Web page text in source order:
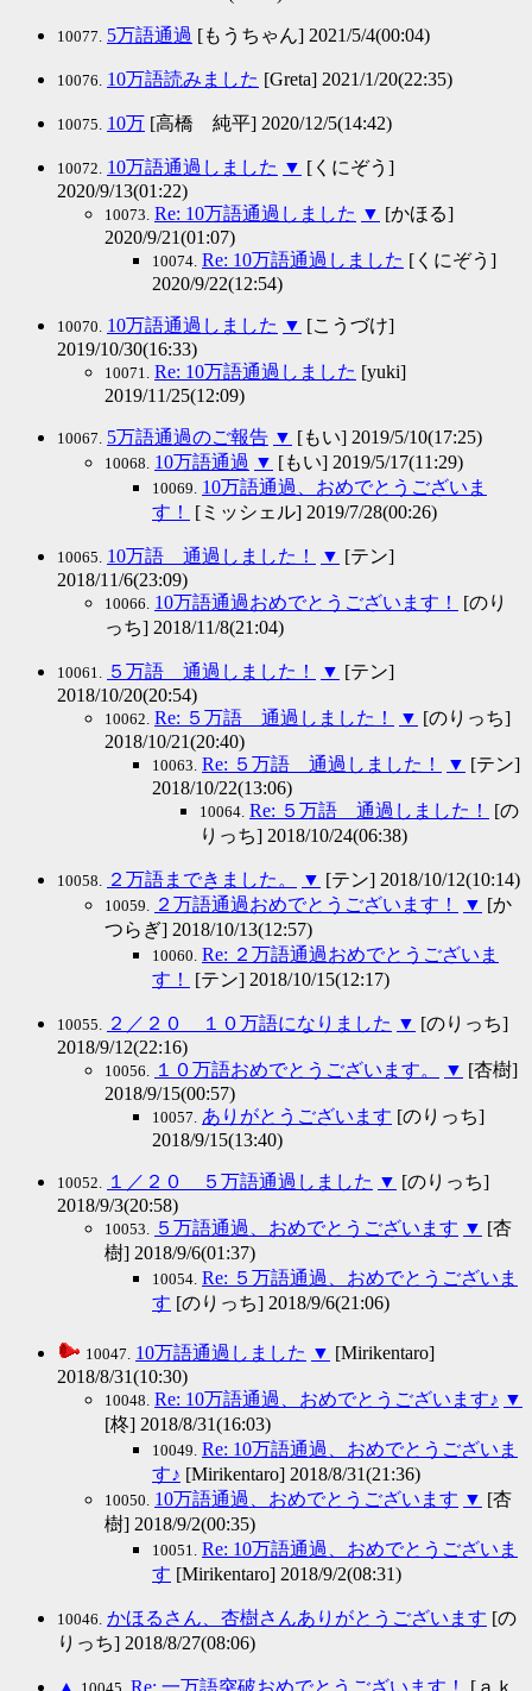
10077. 5万語通過 [もうちゃん] 2021/5/4(00:04)
10076. 10万語読みました [Greta] 2021/1/20(22:35)
10075. 10万 [高橋 純平] 2020/12/5(14:42)
10072. 10万語通過しました ▼ [くにぞう]
2020/9/13(01:22)
10073. Re: 10万語通過しました ▼ [かほる]
2020/9/21(01:07)
10074. Re: 10万語通過しました [くにぞう]
2020/9/22(12:54)
10070. 10万語通過しました ▼ [こうづけ]
2019/10/30(16:33)
10071. Re: 10万語通過しました [yuki]
2019/11/25(12:09)
10067. 5万語通過のご報告 ▼ [もい] 2019/5/10(17:25)
10068. 10万語通過 ▼ [もい] 2019/5/17(11:29)
10069. 10万語通過、おめでとうございま
す！
[ミッシェル] 2019/7/28(00:26)
10065. 10万語 通過しました！ ▼ [テン]
2018/11/6(23:09)
10066. 10万語通過おめでとうございます！
[のり
っち] 2018/11/8(21:04)
10061. ５万語 通過しました！ ▼ [テン]
2018/10/20(20:54)
10062. Re: ５万語 通過しました！ ▼ [のりっち]
2018/10/21(20:40)
10063. Re: ５万語 通過しました！ ▼ [テン]
2018/10/22(13:06)
10064. Re: ５万語 通過しました！
[の
りっち] 2018/10/24(06:38)
10058. ２万語まできました。 ▼ [テン] 2018/10/12(10:14)
10059. ２万語通過おめでとうございます！ ▼ [か
つらぎ] 2018/10/13(12:57)
10060. Re: ２万語通過おめでとうございま
す！
[テン] 2018/10/15(12:17)
10055. ２／２０ １０万語になりました ▼ [のりっち]
2018/9/12(22:16)
10056. １０万語おめでとうございます。 ▼ [杏樹]
2018/9/15(00:57)
10057. ありがとうございます [のりっち]
2018/9/15(13:40)
10052. １／２０ ５万語通過しました ▼ [のりっち]
2018/9/3(20:58)
10053. ５万語通過、おめでとうございます ▼ [杏
樹] 2018/9/6(01:37)
10054. Re: ５万語通過、おめでとうございま
す [のりっち] 2018/9/6(21:06)
10047. 10万語通過しました ▼ [Mirikentaro]
2018/8/31(10:30)
10048. Re: 10万語通過、おめでとうございます♪ ▼
[柊] 2018/8/31(16:03)
10049. Re: 10万語通過、おめでとうございま
す♪ [Mirikentaro] 2018/8/31(21:36)
10050. 10万語通過、おめでとうございます ▼ [杏
樹] 2018/9/2(00:35)
10051.
Re: 10万語通過、おめでとうございま
す [Mirikentaro] 2018/9/2(08:31)
10046. かほるさん、杏樹さんありがとうございます [の
りっち] 2018/8/27(08:06)
▲ Re: 一万語突破おめでとうございます！ [ａｋ